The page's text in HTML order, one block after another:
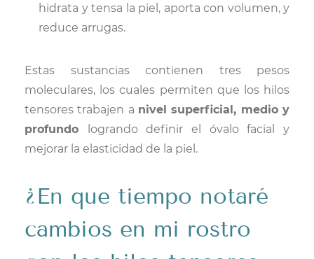
hidrata y tensa la piel, aporta con volumen, y
reduce arrugas.
Estas sustancias contienen tres pesos
moleculares, los cuales permiten que los hilos
tensores trabajen a nivel superficial, medio y
profundo
logrando definir el óvalo facial y
mejorar la elasticidad de la piel.
¿En que tiempo notaré
cambios en mi rostro